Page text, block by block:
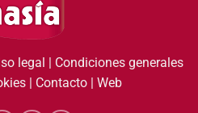
legal
Condiciones generales
| Contacto| Web